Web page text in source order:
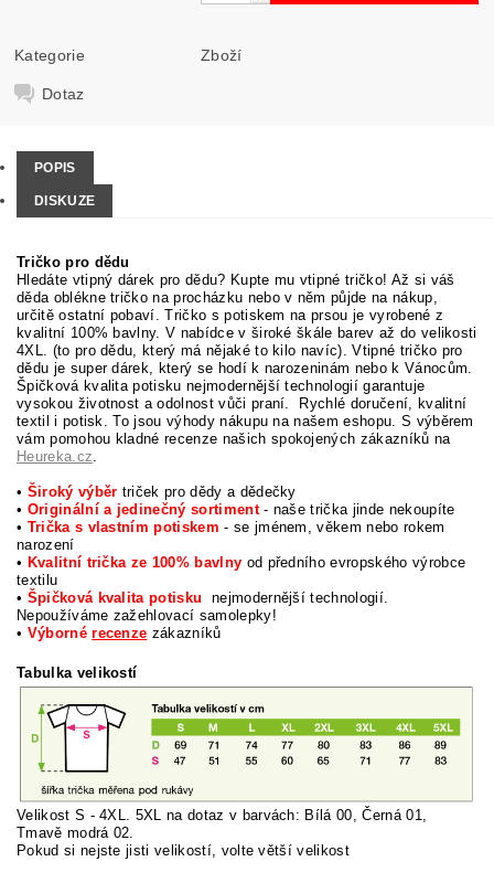
Kategorie Zboží
Dotaz
POPIS
DISKUZE
Tričko pro dědu
Hledáte vtipný dárek pro dědu? Kupte mu vtipné tričko! Až si váš
děda oblékne tričko na procházku nebo v něm půjde na nákup,
určitě ostatní pobaví. Tričko s potiskem na prsou je vyrobené z
kvalitní 100% bavlny. V nabídce v široké škále barev až do velikosti
4XL. (to pro dědu, který má nějaké to kilo navíc). Vtipné tričko pro
dědu je super dárek, který se hodí k narozeninám nebo k Vánocům.
Špičková kvalita potisku nejmodernější technologií garantuje
vysokou životnost a odolnost vůči praní. Rychlé doručení, kvalitní
textil i potisk. To jsou výhody nákupu na našem eshopu. S výběrem
vám pomohou kladné recenze našich spokojených zákazníků na
Heureka.cz.
• Široký výběr triček pro dědy a dědečky
• Originální a jedinečný sortiment- naše trička jinde nekoupíte
• Trička s vlastním potiskem- se jménem, věkem nebo rokem
narození
• Kvalitní trička ze 100% bavlny od předního evropského výrobce
textilu
• Špičková kvalita potisku
nejmodernější technologií.
Nepoužíváme zažehlovací samolepky!
• Výbornérecenze zákazníků
Tabulka velikostí
Velikost S - 4XL. 5XL na dotaz v barvách: Bílá 00, Černá 01,
Tmavě modrá 02.
Pokud si nejste jisti velikostí, volte větší velikost